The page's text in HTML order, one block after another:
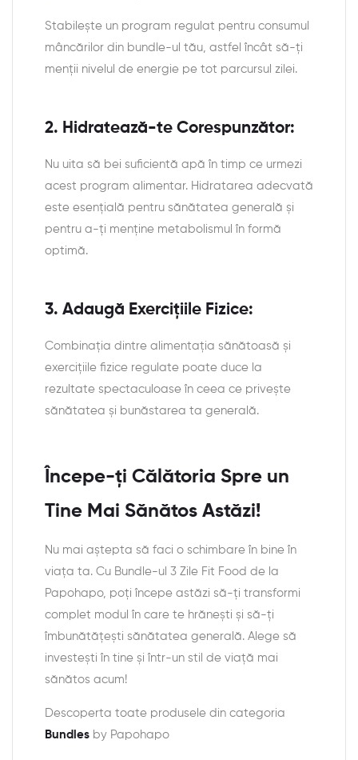
Stabilește un program regulat pentru consumul
mâncărilor din bundle-ul tău, astfel încât să-ți
menții nivelul de energie pe tot parcursul zilei.
2. Hidratează-te Corespunzător:
Nu uita să bei suficientă apă în timp ce urmezi
acest program alimentar. Hidratarea adecvată
este esențială pentru sănătatea generală și
pentru a-ți menține metabolismul în formă
optimă.
3. Adaugă Exercițiile Fizice:
Combinația dintre alimentația sănătoasă și
exercițiile fizice regulate poate duce la
rezultate spectaculoase în ceea ce privește
sănătatea și bunăstarea ta generală.
Începe-ți Călătoria Spre un
Tine Mai Sănătos Astăzi!
Nu mai aștepta să faci o schimbare în bine în
viața ta. Cu Bundle-ul 3 Zile Fit Food de la
Papohapo, poți începe astăzi să-ți transformi
complet modul în care te hrănești și să-ți
îmbunătățești sănătatea generală. Alege să
investești în tine și într-un stil de viață mai
sănătos acum!
Descoperta toate produsele din categoria
Bundles by Papohapo